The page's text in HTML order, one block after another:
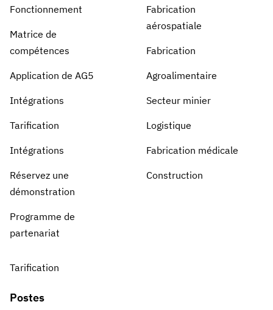
Tableaux de bord de conformité
Prévisions et tendances
avec AG5 Workflows
Fonctionnement
Matrice de
compétences
Application de AG5
Intégrations
Tarification
Intégrations
Réservez une
démonstration
Programme de
partenariat
Tarification
Postes
Fabrication
aérospatiale
Fabrication
Agroalimentaire
Secteur minier
Logistique
Fabrication médicale
Construction